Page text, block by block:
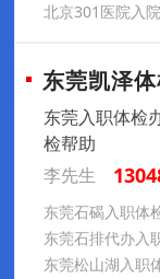
北京301医院入
东莞凯泽
东莞入职体检
检帮助
李先生
东莞石碣入职体
东莞石排代办入
东莞松山湖入职